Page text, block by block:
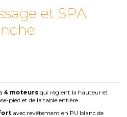
et SPA
à 4 moteurs qui règlent la hauteur et
pied et de la table entière.
avec revêtement en PU blanc de